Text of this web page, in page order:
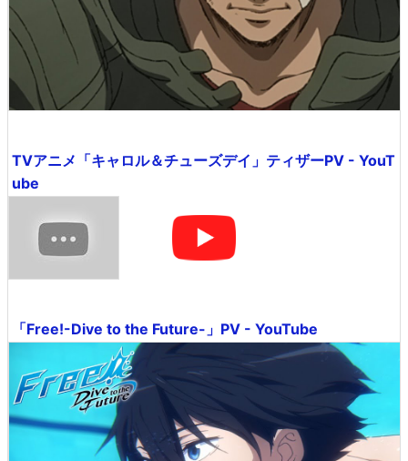
TVアニメ「キャロル＆チューズデイ」ティザーPV - YouT
ube
「Free!-Dive to the Future-」PV - YouTube